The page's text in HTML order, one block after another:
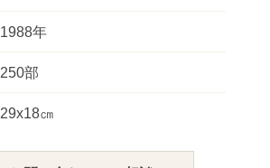
1988年
250部
29x18㎝